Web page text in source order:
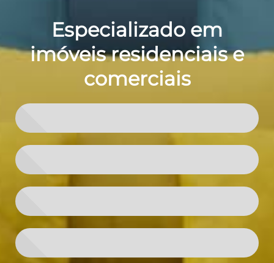
Especializado em
imóveis residenciais e
comerciais